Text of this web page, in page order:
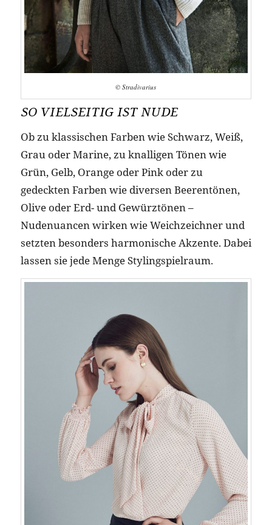
© Stradivarius
SO VIELSEITIG IST NUDE
Ob zu klassischen Farben wie Schwarz, Weiß,
Grau oder Marine, zu knalligen Tönen wie
Grün, Gelb, Orange oder Pink oder zu
gedeckten Farben wie diversen Beerentönen,
Olive oder Erd- und Gewürztönen –
Nudenuancen wirken wie Weichzeichner und
setzten besonders harmonische Akzente. Dabei
lassen sie jede Menge Stylingspielraum.